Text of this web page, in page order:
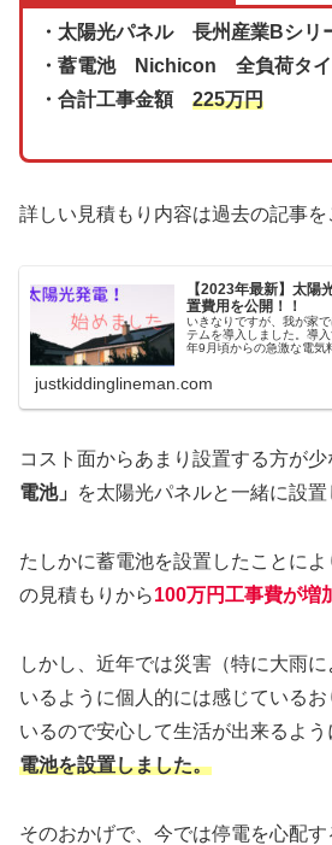
・太陽光パネル 長州産業Bシ
・蓄電池 Nichicon 全負荷
・合計工事金額 225万円
詳しい見積もり内容は過去の記事を
【2023年最新】太
置費用を公開！！
いきなりですが、我が家
テムを導入しました。導
年9月頃からの急激な電気
justkiddinglineman.com
コスト面からあまり設置する方が
電池」
を太陽光パネルと一緒に設置
たしかに蓄電池を設置したことに
の見積もりから100万円工事費が増
しかし、近年では災害（特に大雨
いるように個人的には感じている
いるので安心して生活が出来るよう
電池を設置しました。
そのおかげで、今では停電を心配す